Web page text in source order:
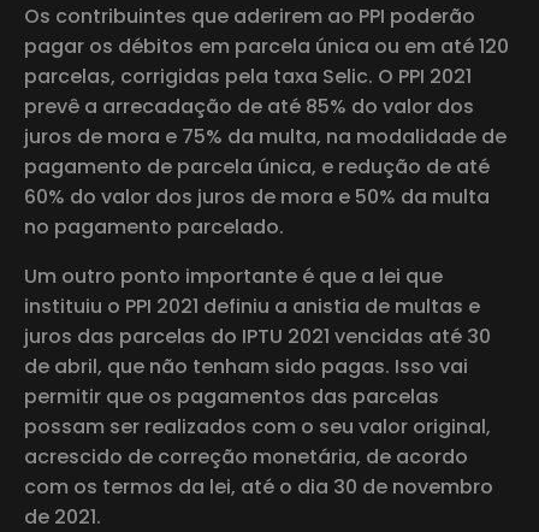
Os contribuintes que aderirem ao PPI poderão
pagar os débitos em parcela única ou em até 120
parcelas, corrigidas pela taxa Selic. O PPI 2021
prevê a arrecadação de até 85% do valor dos
juros de mora e 75% da multa, na modalidade de
pagamento de parcela única, e redução de até
60% do valor dos juros de mora e 50% da multa
no pagamento parcelado.
Um outro ponto importante é que a lei que
instituiu o PPI 2021 definiu a anistia de multas e
juros das parcelas do IPTU 2021 vencidas até 30
de abril, que não tenham sido pagas. Isso vai
permitir que os pagamentos das parcelas
possam ser realizados com o seu valor original,
acrescido de correção monetária, de acordo
com os termos da lei, até o dia 30 de novembro
de 2021.